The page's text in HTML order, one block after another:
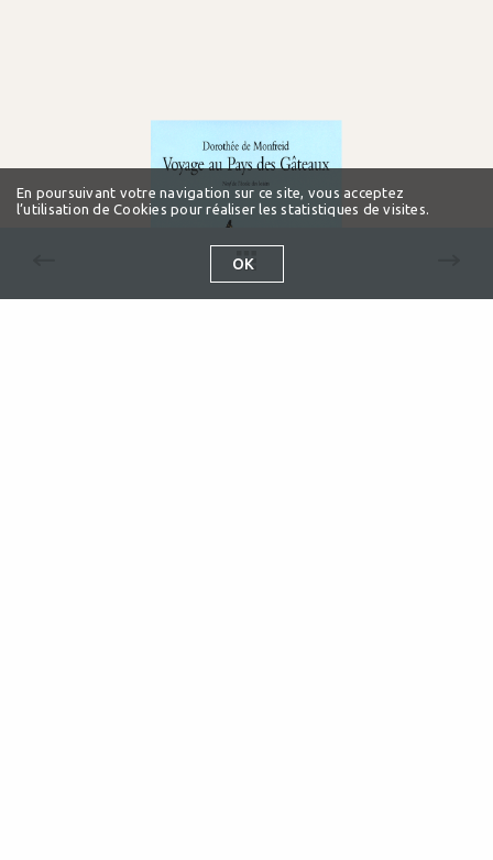
En poursuivant votre navigation sur ce site, vous acceptez
l’utilisation de Cookies pour réaliser les statistiques de visites.
OK